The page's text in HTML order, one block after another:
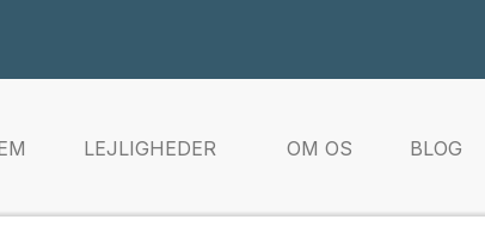
LEJLIGHEDER OM OS BLOG